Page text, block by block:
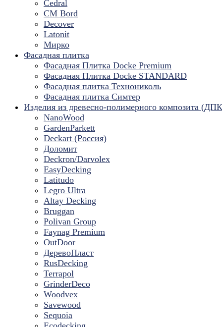
Cedral
CM Bord
Decover
Latonit
Мирко
Фасадная плитка
Фасадная Плитка Docke Premium
Фасадная Плитка Docke STANDARD
Фасадная плитка Технониколь
Фасадная плитка Симтер
Изделия из древесно-полимерного композита
NanoWood
GardenParkett
Deckart (Россия)
Доломит
Deckron/Darvolex
EasyDecking
Latitudo
Legro Ultra
Altay Decking
Bruggan
Polivan Group
Faynag Premium
OutDoor
ДеревоПласт
RusDecking
Terrapol
GrinderDeco
Woodvex
Savewood
Sequoia